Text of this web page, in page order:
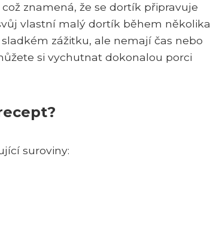
znamená, že se dortík připravuje
vlastní malý dortík během několika
zážitku, ale nemají čas nebo
si vychutnat dokonalou porci
suroviny: